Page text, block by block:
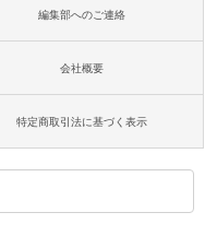
編集部へのご連絡
会社概要
特定商取引法に基づく表示